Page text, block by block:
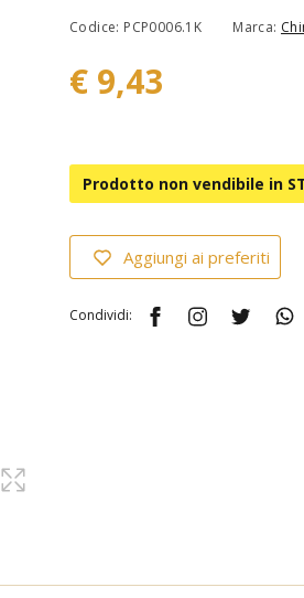
Codice: PCP0006.1K Marca:
€ 9,43
Prodotto non vendibile in
Aggiungi ai preferiti
Condividi: